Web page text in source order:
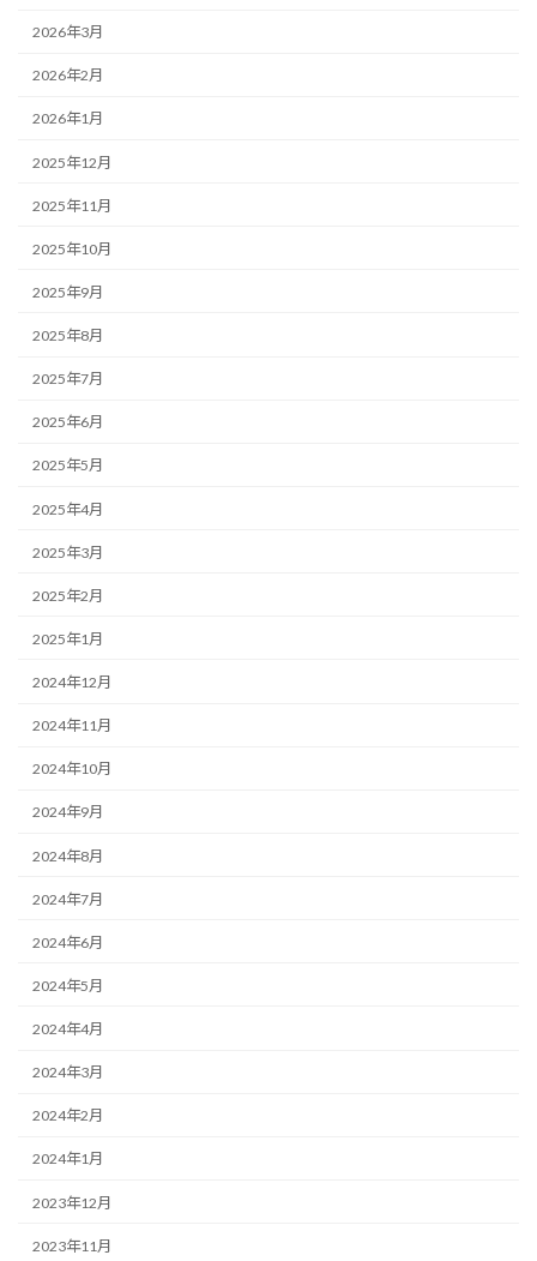
2026年3月
2026年2月
2026年1月
2025年12月
2025年11月
2025年10月
2025年9月
2025年8月
2025年7月
2025年6月
2025年5月
2025年4月
2025年3月
2025年2月
2025年1月
2024年12月
2024年11月
2024年10月
2024年9月
2024年8月
2024年7月
2024年6月
2024年5月
2024年4月
2024年3月
2024年2月
2024年1月
2023年12月
2023年11月